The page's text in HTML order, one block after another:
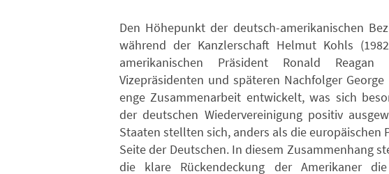
Den Höhepunkt der deutsch-amerikanischen
während der Kanzlerschaft Helmut Kohls
amerikanischen Präsident Ronald
Vizepräsidenten und späteren Nachfolger
enge Zusammenarbeit entwickelt, was sich
der deutschen Wiedervereinigung positiv
Staaten stellten sich, anders als die europäischen
Seite der Deutschen. In diesem Zusammenhang
die klare Rückendeckung der Amerikaner